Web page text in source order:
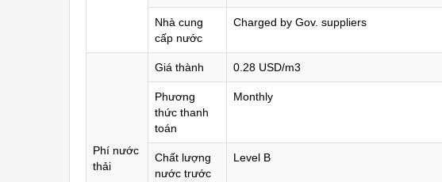
Nhà cung
cấp nước
Charged by Gov. suppliers
Phí nước
thải
Giá thành 0.28 USD/m3
Phương
thức thanh
toán
Monthly
Chất lượng
nước trước
Level B